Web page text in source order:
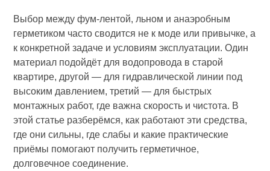
Выбор между фум‑лентой, льном и анаэробным
герметиком часто сводится не к моде или привычке, а
к конкретной задаче и условиям эксплуатации. Один
материал подойдёт для водопровода в старой
квартире, другой — для гидравлической линии под
высоким давлением, третий — для быстрых
монтажных работ, где важна скорость и чистота. В
этой статье разберёмся, как работают эти средства,
где они сильны, где слабы и какие практические
приёмы помогают получить герметичное,
долговечное соединение.